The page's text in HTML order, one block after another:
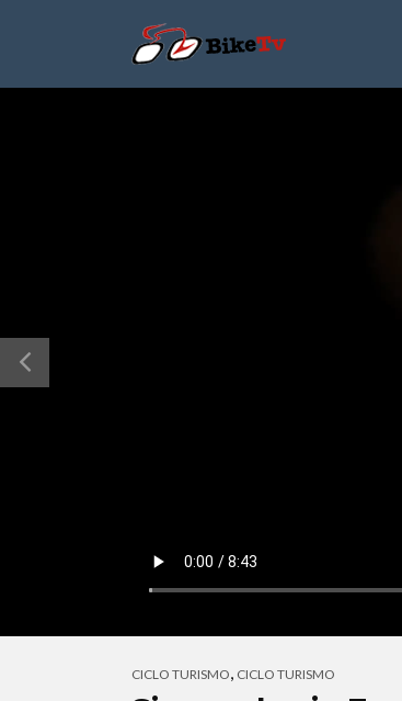
CICLO TURISMO, CICLO TURISMO